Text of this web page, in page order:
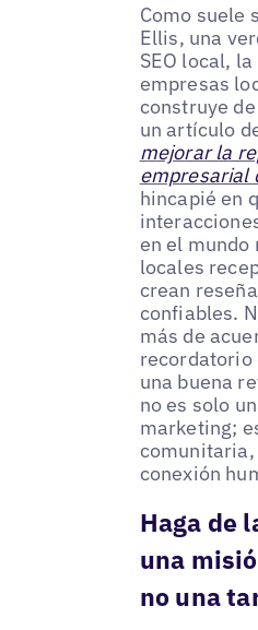
Como suele
Ellis, una
SEO local,
empresas
construye
un artículo
mejorar la
empresarial
hincapié en
en el mundo
locales
crean
confiables.
más de
recordatorio
una buena
no es solo
marketing;
comunitaria,
conexión
Haga de
una
no una